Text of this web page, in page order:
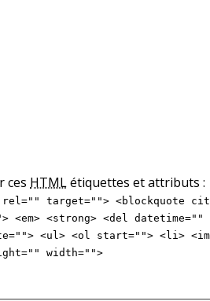
ces HTMLétiquettes et attributs :
target=""> <blockquote
<em> <strong> <del
<ul> <ol start=""> <li>
width="">